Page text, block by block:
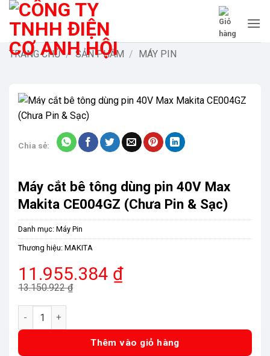
Bỏ
qua
dungTRANG CHỦ / SẢN PHẨM / MÁY PIN
-9%
Chia sẻ:
Máy cắt bê tông dùng pin 40V Max
Makita CE004GZ (Chưa Pin & Sạc)
Danh mục: Máy Pin
Thương hiệu: MAKITA
13.150.922₫
Giá
gốc
là:
13.150.922 ₫.
11.955.384 ₫
Giá
hiện
tại
là:
11.955.384 ₫.
Máy cắt bê tông dùng pin 40V Max Makita CE004GZ (Chưa
Thêm vào giỏ hàng